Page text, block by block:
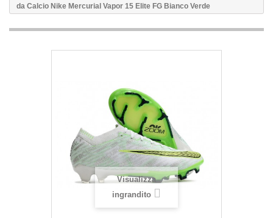
da Calcio Nike Mercurial Vapor 15 Elite FG Bianco Verde
Visualizza
ingrandito